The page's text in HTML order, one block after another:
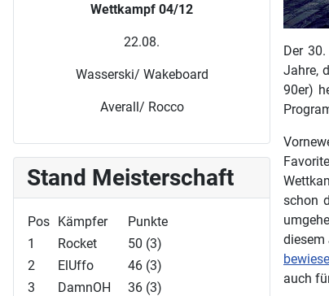
Wettkampf 04/12
22.08.
Wasserski/ Wakeboard
Averall/ Rocco
Stand Meisterschaft
Pos Kämpfer
Punkte
1
Rocket
50 (3)
2
ElUffo
46 (3)
3
DamnOH
36 (3)
Der
Jahre,
90er)
schon
diesem
auch